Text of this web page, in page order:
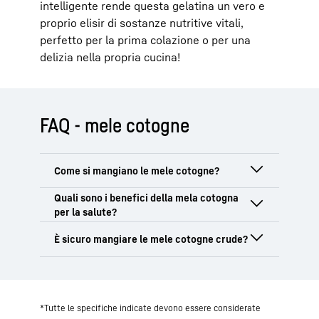
intelligente rende questa gelatina un vero e
proprio elisir di sostanze nutritive vitali,
perfetto per la prima colazione o per una
delizia nella propria cucina!
FAQ - mele cotogne
Le mele cotogne disolito non sono
commestibili da crude, poiché la loro
polpa è dura e ha un sapore aspro
questo motivo, di solito vengonocotte,
cotte al vapore o spremute. La mela
cotogne, gelatina o torta di mele cotogne.
La mela cotogna ha proprietà
favorisce la digestione. La mela cotogna
e contiene molte sostanze amare. Se
*Tutte le specifiche indicate devono essere considerate